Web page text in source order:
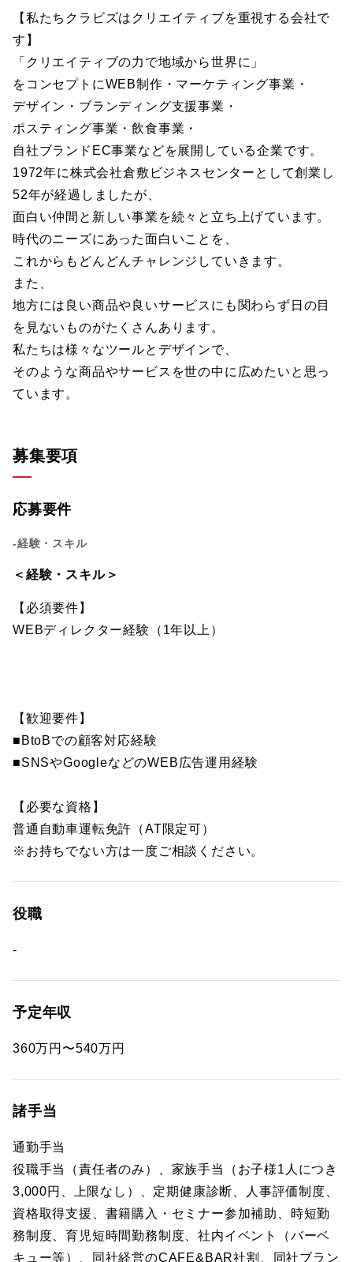
【私たちクラビズはクリエイティブを重視する会社で
す】
「クリエイティブの力で地域から世界に」
をコンセプトにWEB制作・マーケティング事業・
デザイン・ブランディング支援事業・
ポスティング事業・飲食事業・
自社ブランドEC事業などを展開している企業です。
1972年に株式会社倉敷ビジネスセンターとして創業し
52年が経過しましたが、
面白い仲間と新しい事業を続々と立ち上げています。
時代のニーズにあった面白いことを、
これからもどんどんチャレンジしていきます。
また、
地方には良い商品や良いサービスにも関わらず日の目
を見ないものがたくさんあります。
私たちは様々なツールとデザインで、
そのような商品やサービスを世の中に広めたいと思っ
ています。
募集要項
応募要件
-経験・スキル
＜経験・スキル＞
【必須要件】
WEBディレクター経験（1年以上）
【歓迎要件】
■BtoBでの顧客対応経験
■SNSやGoogleなどのWEB広告運用経験
【必要な資格】
普通自動車運転免許（AT限定可）
※お持ちでない方は一度ご相談ください。
役職
-
予定年収
360万円〜540万円
諸手当
通勤手当
役職手当（責任者のみ）、家族手当（お子様1人につき
3,000円、上限なし）、定期健康診断、人事評価制度、
資格取得支援、書籍購入・セミナー参加補助、時短勤
務制度、育児短時間勤務制度、社内イベント（バーベ
キュー等）、同社経営のCAFE&BAR社割、同社ブラン